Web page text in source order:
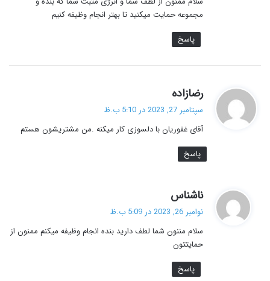
:
مجموعه حمایت میکنید تا بهتر انجام وظیفه کنیم
پاسخ
رضازاده
ف
:
سپتامبر 27, 2023 در 5:10 ب.ظ
آقای غفوریان با دلسوزی کار میکنه .من مشتریشون هستم
پاسخ
ناشناس
ف
:
نوامبر 26, 2023 در 5:09 ب.ظ
سلام مننون شما لطف دارید بنده انجام وظیفه میکنم ممنون از
حمایتتون
پاسخ